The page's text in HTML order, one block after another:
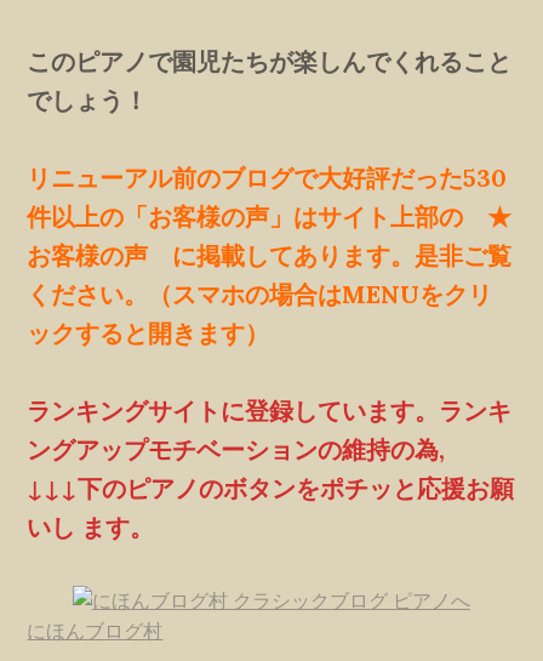
このピアノで園児たちが楽しんでくれること
でしょう！
リニューアル前のブログで大好評だった530
件以上の「お客様の声」はサイト上部の ★
お客様の声 に掲載してあります。是非ご覧
ください。（スマホの場合はMENUをクリ
ックすると開きます）
ランキングサイトに登録しています。ランキ
ングアップモチベーションの維持の為,
↓↓↓下のピアノのボタンをポチッと応援お願
いし ます。
にほんブログ村